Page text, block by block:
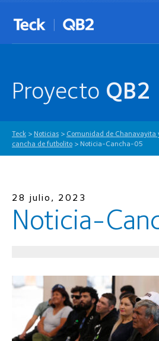
Proyecto QB2
Teck > Noticias > Comunidad de Chanavayita
cancha de futbolito > Noticia-Cancha-05
28 julio, 2023
Noticia-